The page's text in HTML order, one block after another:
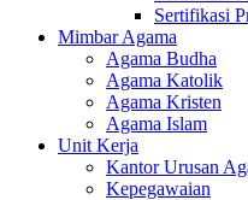
Sertifikasi
Mimbar Agama
Agama Budha
Agama Katolik
Agama Kristen
Agama Islam
Unit Kerja
Kantor Urusan
Kepegawaian